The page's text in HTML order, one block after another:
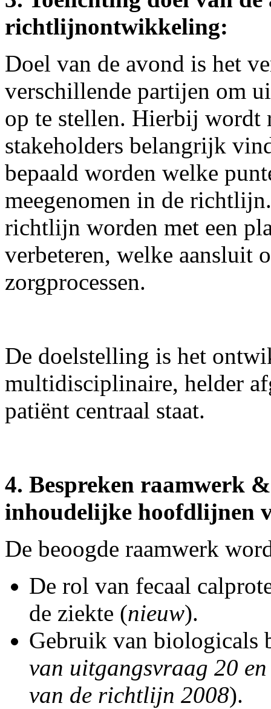
richtlijnontwikkeling:
Doel van de avond is het
verschillende partijen om
op te stellen. Hierbij wordt
stakeholders belangrijk
bepaald worden welke
meegenomen in de
richtlijn worden met een
verbeteren, welke aansluit
zorgprocessen.
De doelstelling is het
multidisciplinaire, helder
patiënt centraal staat.
4. Bespreken raamwerk
inhoudelijke hoofdlijnen
De beoogde raamwerk
De rol van fecaal
de ziekte (nieuw).
Gebruik van biologicals
van uitgangsvraag 20
van de richtlijn 2008).